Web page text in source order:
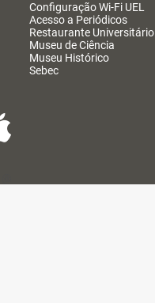
Configuração Wi-Fi UEL
Acesso a Periódicos
Restaurante Universitário
Museu de Ciência
Museu Histórico
Sebec